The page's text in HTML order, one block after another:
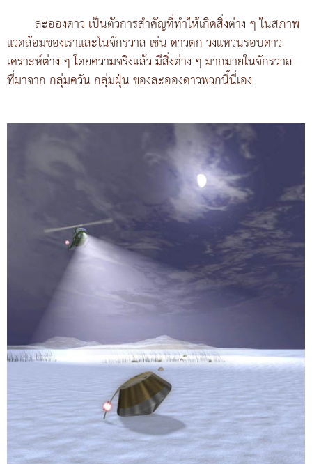
ละอองดาว เป็นตัวการสำคัญที่ทำให้เกิดสิ่งต่าง ๆ ในสภาพ
แวดล้อมของเราและในจักรวาล เช่น ดาวตก วงแหวนรอบดาว
เคราะห์ต่าง ๆ โดยความจริงแล้ว มีสิ่งต่าง ๆ มากมายในจักรวาล
ที่มาจาก กลุ่มควัน กลุ่มฝุ่น ของละอองดาวพวกนี้นี่เอง